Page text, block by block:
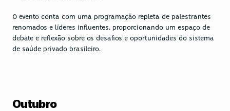
O evento conta com uma programação repleta de palestrantes
renomados e líderes influentes, proporcionando um espaço de
debate e reflexão sobre os desafios e oportunidades do sistema
de saúde privado brasileiro.
Outubro